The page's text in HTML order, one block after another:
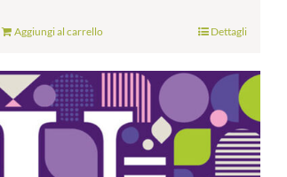
Aggiungi al carrello Dettagli